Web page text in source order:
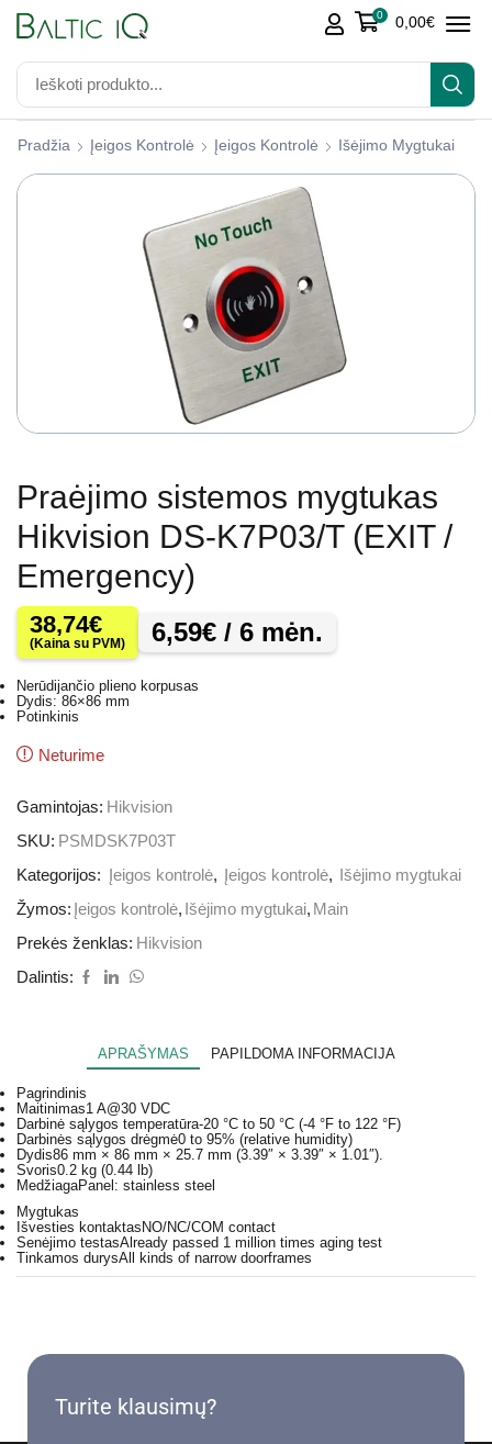
0 0,00€
Pradžia Įeigos Kontrolė Įeigos Kontrolė Išėjimo Mygtukai
Praėjimo sistemos mygtukas
Hikvision DS-K7P03/T (EXIT /
Emergency)
38,74€
(Kaina su PVM) 6,59€ / 6 mėn.
Nerūdijančio plieno korpusas
Dydis: 86×86 mm
Potinkinis
Neturime
Gamintojas: Hikvision
SKU: PSMDSK7P03T
Kategorijos:
Įeigos kontrolė, Įeigos kontrolė,
Išėjimo mygtukai
Žymos: Įeigos kontrolė, Išėjimo mygtukai, Main
Prekės ženklas: Hikvision
Dalintis:
APRAŠYMAS PAPILDOMA INFORMACIJA
Pagrindinis
Maitinimas1 A@30 VDC
Darbinė sąlygos temperatūra-20 °C to 50 °C (-4 °F to 122 °F)
Darbinės sąlygos drėgmė0 to 95% (relative humidity)
Dydis86 mm × 86 mm × 25.7 mm (3.39″ × 3.39″ × 1.01″).
Svoris0.2 kg (0.44 lb)
MedžiagaPanel: stainless steel
Mygtukas
Išvesties kontaktasNO/NC/COM contact
Senėjimo testasAlready passed 1 million times aging test
Tinkamos durysAll kinds of narrow doorframes
Turite klausimų?